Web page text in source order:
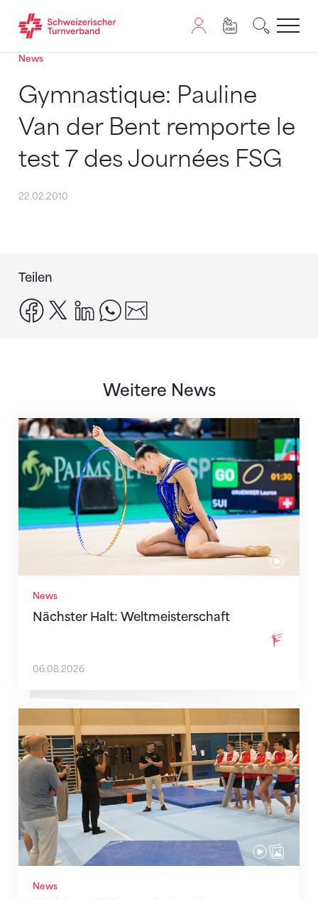
Zum Inhalt springen
Zur Sitemap navigieren
Zum Navigieren dieser Seite wird JavaScript benötigt.
News
Gymnastique: Pauline
Van der Bent remporte le
test 7 des Journées FSG
22.02.2010
Teilen
facebook
x linkedinwhatsapp
Weitere News
News
Nächster Halt: Weltmeisterschaft
Nächster Halt: Weltmeisterschaft
06.08.2026
News
Mit klaren Zielen nach Zagreb